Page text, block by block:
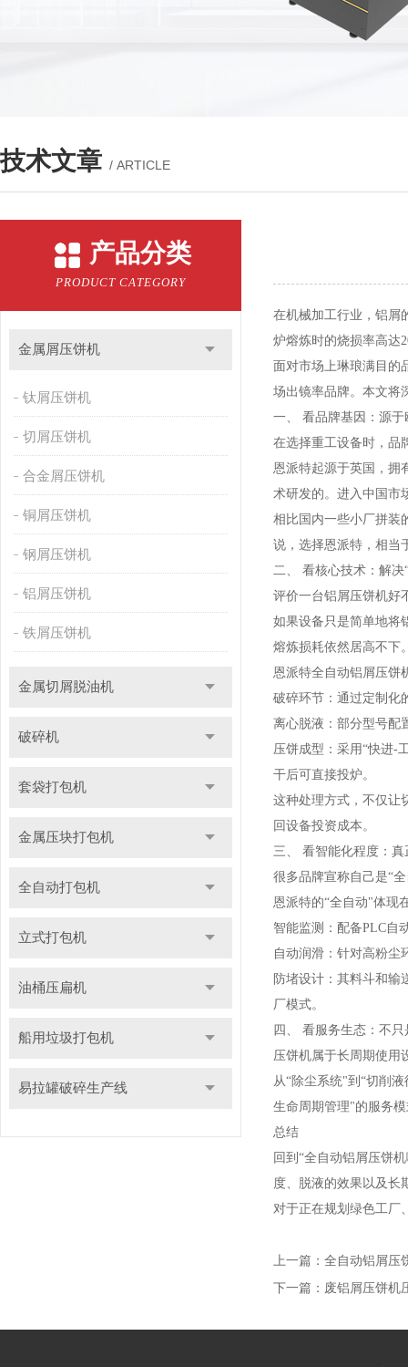
技术文章 / ARTICLE
产品分类
PRODUCT CATEGORY
金属屑压饼机
钛屑压饼机
切屑压饼机
合金屑压饼机
铜屑压饼机
钢屑压饼机
铝屑压饼机
铁屑压饼机
金属切屑脱油机
破碎机
套袋打包机
金属压块打包机
全自动打包机
立式打包机
油桶压扁机
船用垃圾打包机
易拉罐破碎生产线
在机械加工行业，铝屑
炉熔炼时的烧损率高达
面对市场上琳琅满目的
场出镜率品牌。本文将
一、 看品牌基因：源
在选择重工设备时，品
恩派特起源于英国，拥
术研发的。进入中国市
相比国内一些小厂拼装
说，选择恩派特，相当
二、 看核心技术：解决
评价一台铝屑压饼机好
如果设备只是简单地将
熔炼损耗依然居高不下
恩派特全自动铝屑压饼
破碎环节：通过定制化
离心脱液：部分型号配
压饼成型：采用“快进-
干后可直接投炉。
这种处理方式，不仅让
回设备投资成本。
三、 看智能化程度：
很多品牌宣称自己是“
恩派特的“全自动"体现
智能监测：配备PLC自
自动润滑：针对高粉尘
防堵设计：其料斗和输
厂模式。
四、 看服务生态：不
压饼机属于长周期使用
从“除尘系统"到“切削
生命周期管理"的服务
总结
回到“全自动铝屑压饼
度、脱液的效果以及长
对于正在规划绿色工厂
上一篇： 全自动铝屑压
下一篇： 废铝屑压饼机